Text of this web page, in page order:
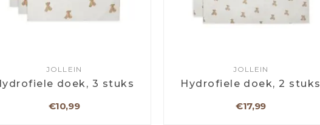
JOLLEIN
doek, 3 stuks
€10,99
JOLLEIN
Hydrofiele doek, 2 stuks
€17,99